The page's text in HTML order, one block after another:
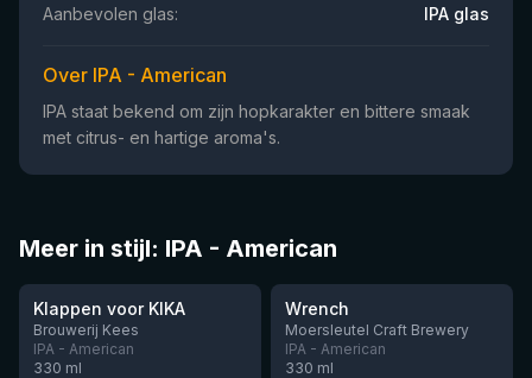
Aanbevolen glas:
IPA glas
Over IPA - American
IPA staat bekend om zijn hopkarakter en bittere smaak
met citrus- en hartige aroma's.
Meer in stijl: IPA - American
★3.51
Klappen voor KIKA
Brouwerij Kees
IPA - American
330 ml
★3.61
Wrench
Moersleutel Craft Brewery
IPA - American
330 ml